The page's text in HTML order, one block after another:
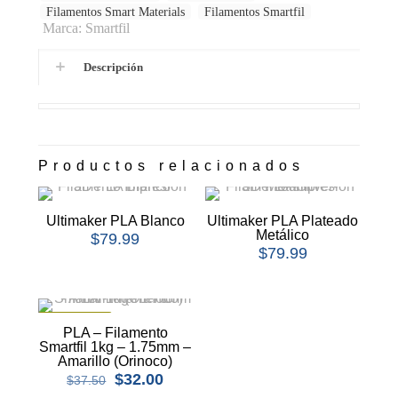
Filamentos Smart Materials
Filamentos Smartfil
Marca: Smartfil
Descripción
Productos relacionados
Ultimaker PLA Blanco
$79.99
Ultimaker PLA Plateado
Metálico
$79.99
PLA – Filamento
Smartfil 1kg – 1.75mm –
Amarillo (Orinoco)
$37.50 $32.00